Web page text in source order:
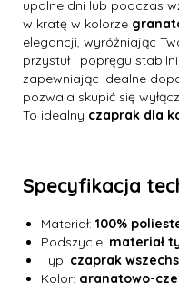
upalne dni lub podczas
w kratę w kolorze
elegancji, wyróżniając
przystuł i popręgu
zapewniając idealne
pozwala skupić się
To idealny czaprak dla
Specyfikacja
Materiał: 100%
Podszycie: materiał
Typ: czaprak
Kolor: granatowo-